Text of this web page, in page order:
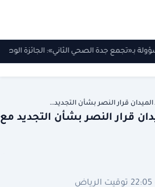
بـ«تجمع جدة الصحي الثاني»: الجائزة
قرار النصر بشأن التجديد…
قرار النصر بشأن التجديد مع